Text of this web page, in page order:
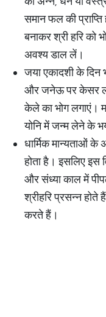
समान फल की
बनाकर श्री हरि
अवश्य डाल लें।
जया एकादशी के दिन
और जनेऊ पर केसर
केले का भोग लगाएं।
योनि में जन्म लेने के
धार्मिक मान्यताओं के
होता है। इसलिए इस
और संध्या काल में
श्रीहरि प्रसन्न होते
करते हैं।